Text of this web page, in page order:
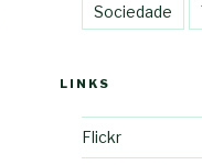
Sociedade
LINKS
Flickr